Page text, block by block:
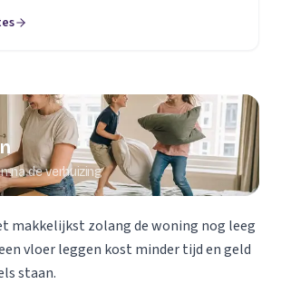
na de verhuizing
makkelijkst zolang de woning nog leeg
vloer leggen kost minder tijd en geld
staan.